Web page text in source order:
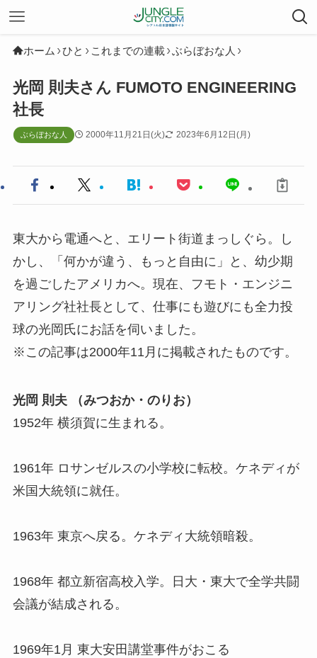
ホーム ひと これまでの連載 ぶらぼおな人
光岡 則夫さん FUMOTO ENGINEERING
社長
ぶらぼおな人 2000年11月21日(火) 2023年6月12日(月)
東大から電通へと、エリート街道まっしぐら。し
かし、「何かが違う、もっと自由に」と、幼少期
を過ごしたアメリカへ。現在、フモト・エンジニ
アリング社社長として、仕事にも遊びにも全力投
球の光岡氏にお話を伺いました。
※この記事は2000年11月に掲載されたものです。
光岡 則夫 （みつおか・のりお）
1952年 横須賀に生まれる。
1961年 ロサンゼルスの小学校に転校。ケネディが
米国大統領に就任。
1963年 東京へ戻る。ケネディ大統領暗殺。
1968年 都立新宿高校入学。日大・東大で全学共闘
会議が結成される。
1969年1月 東大安田講堂事件がおこる